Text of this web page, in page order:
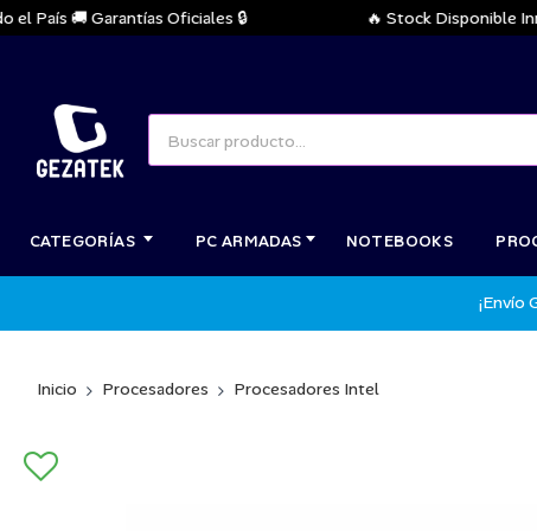
🚚 Garantías Oficiales 🔒 🔥 Stock Disponible
CATEGORÍAS PC ARMADAS NOTEBOOKS
¡Envío
Inicio Procesadores Procesadores Intel